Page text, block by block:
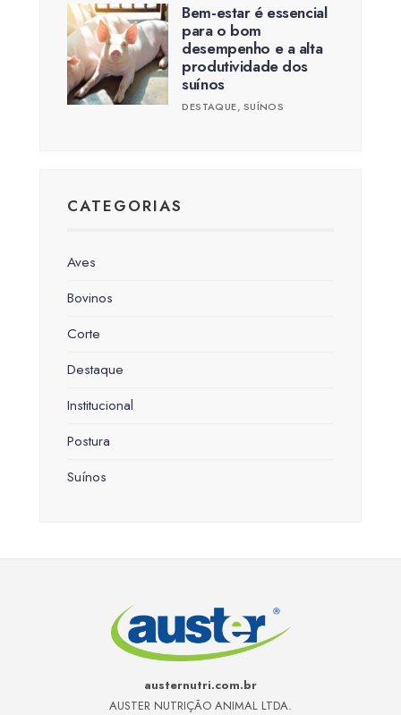
Bem-estar é essencial
para o bom
desempenho e a alta
produtividade dos
suínos
DESTAQUE, SUÍNOS
CATEGORIAS
Aves
Bovinos
Corte
Destaque
Institucional
Postura
Suínos
austernutri.com.br
AUSTER NUTRIÇÃO ANIMAL LTDA.